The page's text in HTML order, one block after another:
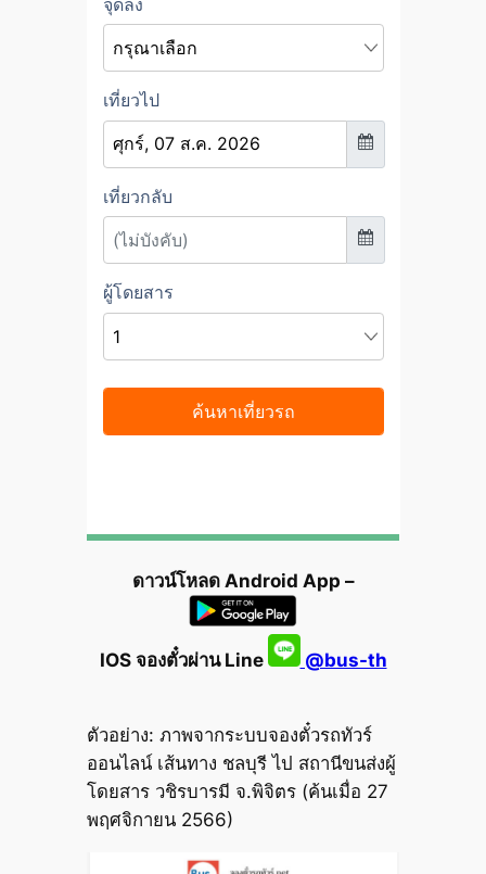
ดาวน์โหลด Android App –
IOS จองตั๋วผ่าน Line @bus-th
ตัวอย่าง: ภาพจากระบบจองตั๋วรถทัวร์
ออนไลน์ เส้นทาง ชลบุรี ไป สถานีขนส่งผู้
โดยสาร วชิรบารมี จ.พิจิตร (ค้นเมื่อ 27
พฤศจิกายน 2566)